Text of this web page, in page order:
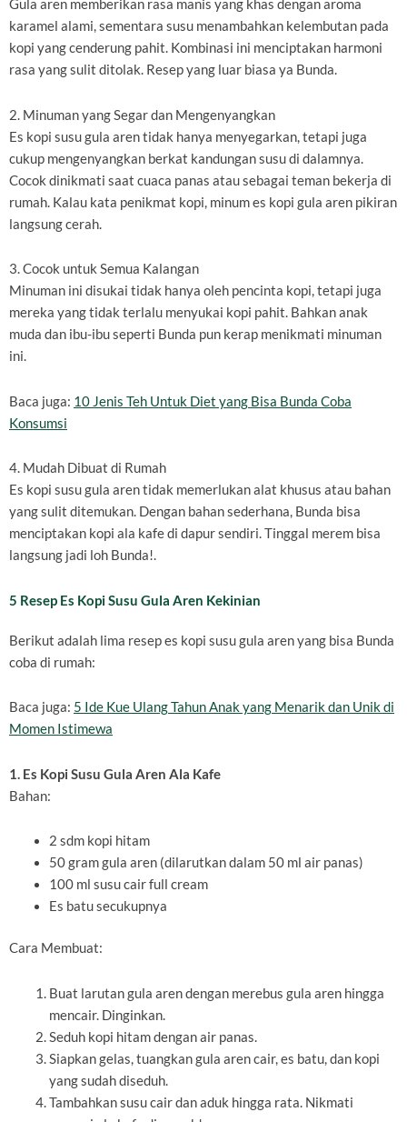
Gula aren memberikan rasa manis yang khas dengan aroma
karamel alami, sementara susu menambahkan kelembutan pada
kopi yang cenderung pahit. Kombinasi ini menciptakan harmoni
rasa yang sulit ditolak. Resep yang luar biasa ya Bunda.
2. Minuman yang Segar dan Mengenyangkan
Es kopi susu gula aren tidak hanya menyegarkan, tetapi juga
cukup mengenyangkan berkat kandungan susu di dalamnya.
Cocok dinikmati saat cuaca panas atau sebagai teman bekerja di
rumah. Kalau kata penikmat kopi, minum es kopi gula aren pikiran
langsung cerah.
3. Cocok untuk Semua Kalangan
Minuman ini disukai tidak hanya oleh pencinta kopi, tetapi juga
mereka yang tidak terlalu menyukai kopi pahit. Bahkan anak
muda dan ibu-ibu seperti Bunda pun kerap menikmati minuman
ini.
Baca juga: 10 Jenis Teh Untuk Diet yang Bisa Bunda Coba
Konsumsi
4. Mudah Dibuat di Rumah
Es kopi susu gula aren tidak memerlukan alat khusus atau bahan
yang sulit ditemukan. Dengan bahan sederhana, Bunda bisa
menciptakan kopi ala kafe di dapur sendiri. Tinggal merem bisa
langsung jadi loh Bunda!.
5 Resep Es Kopi Susu Gula Aren Kekinian
Berikut adalah lima resep es kopi susu gula aren yang bisa Bunda
coba di rumah:
Baca juga: 5 Ide Kue Ulang Tahun Anak yang Menarik dan Unik di
Momen Istimewa
1. Es Kopi Susu Gula Aren Ala Kafe
Bahan:
2 sdm kopi hitam
50 gram gula aren (dilarutkan dalam 50 ml air panas)
100 ml susu cair full cream
Es batu secukupnya
Cara Membuat:
Buat larutan gula aren dengan merebus gula aren hingga
mencair. Dinginkan.
Seduh kopi hitam dengan air panas.
Siapkan gelas, tuangkan gula aren cair, es batu, dan kopi
yang sudah diseduh.
Tambahkan susu cair dan aduk hingga rata. Nikmati